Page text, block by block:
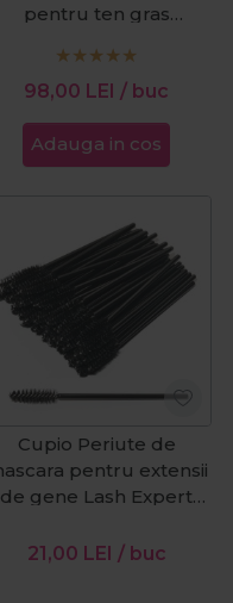
pentru ten gras
98,00 LEI / buc
Adauga in cos
Cupio Periute de
pentru extensii
de gene Lash Expert
21,00 LEI / buc